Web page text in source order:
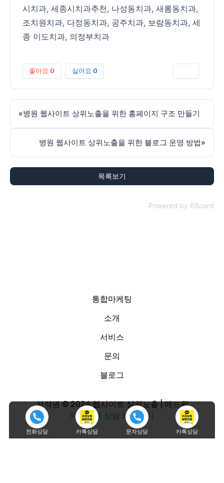
전화상담 카톡상담 문자상담 카톡상담
시치과, 세종시치과추천, 나성동치과, 새롬동치과,
조치원치과, 다정동치과, 공주치과, 보람동치과, 세
종 이도치과, 의정부치과
좋아요 0 싫어요 0
«병원 웹사이트 상위노출을 위한 홈페이지 구조 만들기
병원 웹사이트 상위노출을 위한 블로그 운영 방법»
목록보기
Powered by KBoard
통합마케팅
소개
서비스
문의
블로그
저작권 © 2026 웹사이트 상위노출 | 애드윈
카카오톡 상담 바로가기